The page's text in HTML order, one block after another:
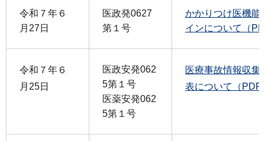
令和７年６
月27日
医政発0627
第１号
かかりつけ医機能
インについて（
令和７年６
月25日
医政安発062
5第１号
医薬安発062
5第１号
医療事故情報収集
表について（PDF